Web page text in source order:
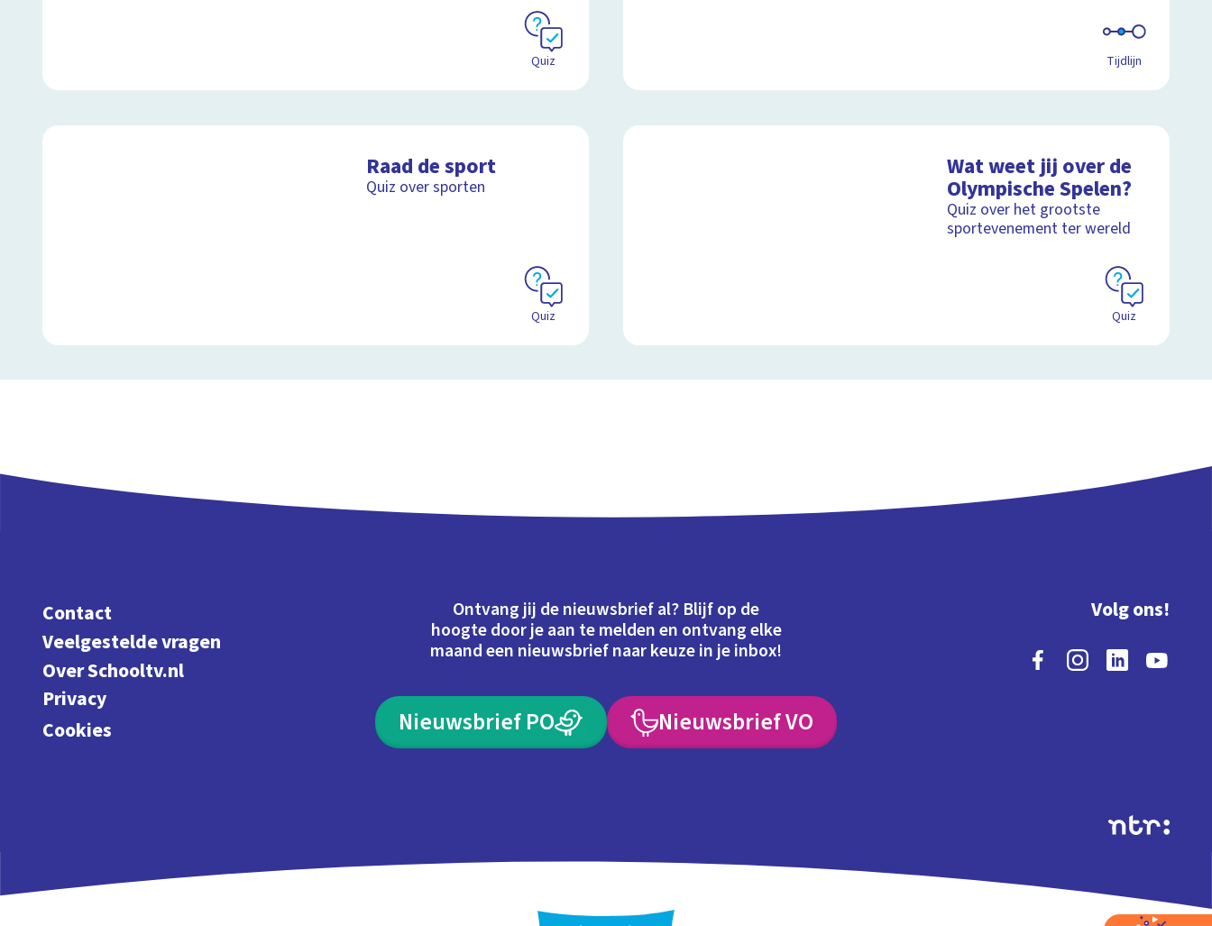
Quiz Tijdlijn
Raad de sport
Quiz over sporten
Quiz
Wat weet jij over de
Olympische Spelen?
Quiz over het grootste
sportevenement ter wereld
Quiz
Contact
Veelgestelde vragen
Over Schooltv.nl
Privacy
Cookies
Ontvang jij de nieuwsbrief al? Blijf op de
hoogte door je aan te melden en ontvang elke
maand een nieuwsbrief naar keuze in je inbox!
Nieuwsbrief PO Nieuwsbrief VO
Volg ons!